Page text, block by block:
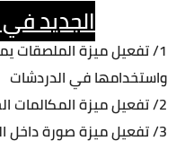
الجديد في
1/ تفعيل ميزة الملصقات
واستخدامها في الدردشات
2/ ‏تفعيل ميزة المكالمات الجماعية
3/ تفعيل ميزة صورة داخل الصورة